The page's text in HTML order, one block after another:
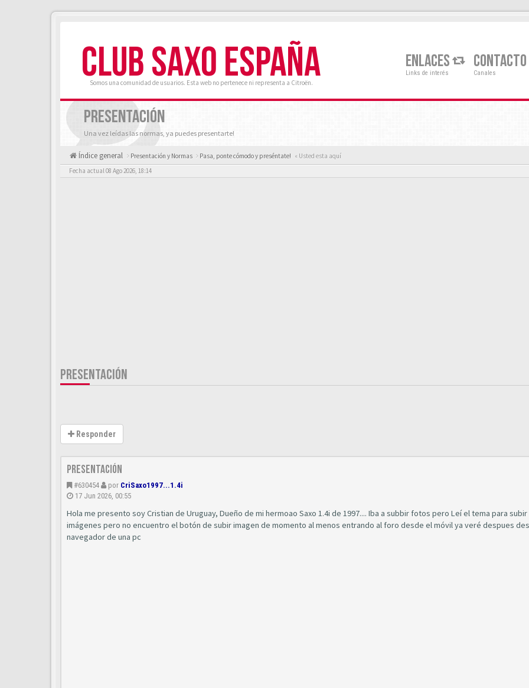
CLUB SAXO ESPAÑA
Somos una comunidad de usuarios. Esta web no pertenece ni representa a Citroën.
ENLACES
Links de interés
CONTACTO
Canales
PRESENTACIÓN
Una vez leídas las normas, ya puedes presentarte!
Índice general Presentación y Normas Pasa, ponte cómodo y preséntate! « Usted esta aquí
Fecha actual 08 Ago 2026, 18:14
PRESENTACIÓN
Responder
Presentación
#630454 por CriSaxo1997...1.4i
17 Jun 2026, 00:55
Hola me presento soy Cristian de Uruguay, Dueño de mi hermoao Saxo 1.4i de 1997.... Iba a subbir fotos pero Leí el tema para subir
imágenes pero no encuentro el botón de subir imagen de momento al menos entrando al foro desde el móvil ya veré despues
navegador de una pc